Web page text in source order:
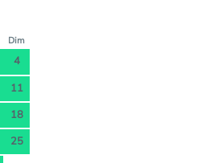
Dim
4
11
18
25